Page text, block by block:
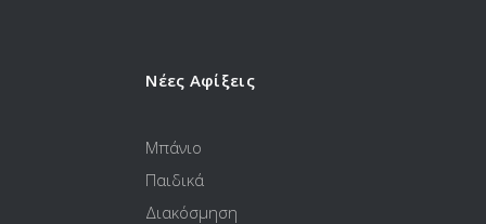
Νέες Αφίξεις
Μπάνιο
Παιδικά
Διακόσμηση